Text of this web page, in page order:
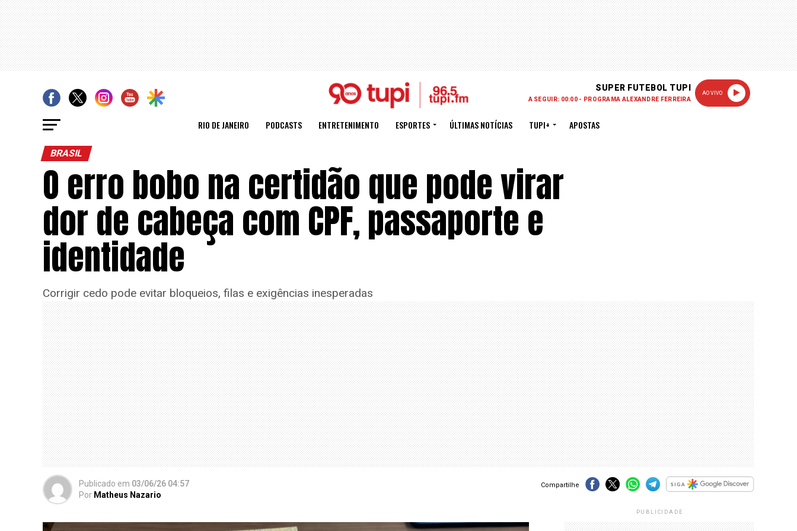
SUPER FUTEBOL TUPI
A SEGUIR: 00:00 - PROGRAMA ALEXANDRE FERREIRA
AO VIVO
RIO DE JANEIRO PODCASTS ENTRETENIMENTO ESPORTES ÚLTIMAS NOTÍCIAS TUPI+ APOSTAS
BRASIL
O erro bobo na certidão que pode virar
dor de cabeça com CPF, passaporte e
identidade
Corrigir cedo pode evitar bloqueios, filas e exigências inesperadas
Publicado em 03/06/26 04:57
Por Matheus Nazario
Compartilhe
PUBLICIDADE